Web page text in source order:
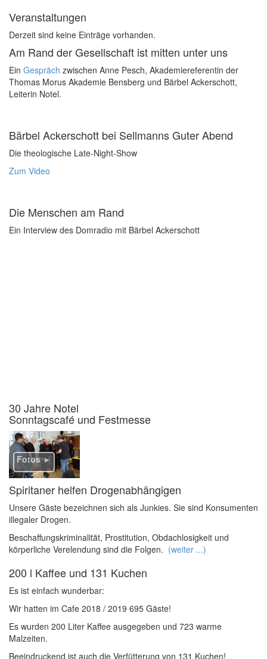
Veranstaltungen
Derzeit sind keine Einträge vorhanden.
Am Rand der Gesellschaft ist mitten unter uns
Ein Gespräch zwischen Anne Pesch, Akademiereferentin der
Thomas Morus Akademie Bensberg und Bärbel Ackerschott,
Leiterin Notel.
Bärbel Ackerschott bei Sellmanns Guter Abend
Die theologische Late-Night-Show
Zum Video
Die Menschen am Rand
Ein Interview des Domradio mit Bärbel Ackerschott
30 Jahre Notel
Sonntagscafé und Festmesse
Fotos ►
Spiritaner helfen Drogenabhängigen
Unsere Gäste bezeichnen sich als Junkies. Sie sind Konsumenten
illegaler Drogen.
Beschaffungskriminalität, Prostitution, Obdachlosigkeit und
körperliche Verelendung sind die Folgen. (weiter ...)
200 l Kaffee und 131 Kuchen
Es ist einfach wunderbar:
Wir hatten im Cafe 2018 / 2019 695 Gäste!
Es wurden 200 Liter Kaffee ausgegeben und 723 warme
Malzeiten.
Beeindruckend ist auch die Verfütterung von 131 Kuchen!